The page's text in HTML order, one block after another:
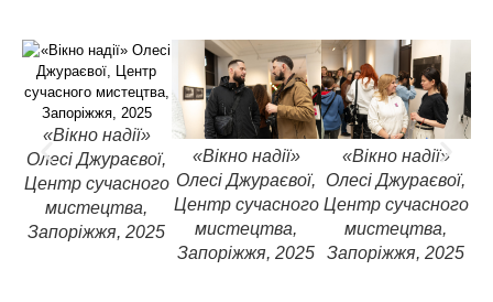
«Вікно надії»
Олесі Джураєвої,
Центр сучасного
мистецтва,
Запоріжжя, 2025
«Вікно надії»
Олесі Джураєвої,
Центр сучасного
мистецтва,
Запоріжжя, 2025
«Вікно надії»
Олесі Джураєвої,
Центр сучасного
мистецтва,
Запоріжжя, 2025